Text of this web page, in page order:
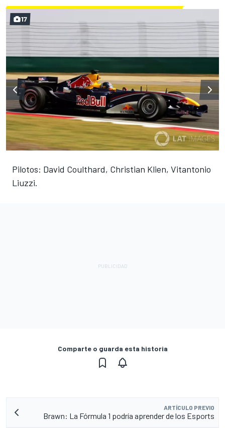
Pilotos: David Coulthard, Christian Klien, Vitantonio
Liuzzi.
17
Comparte o guarda esta historia
ARTÍCULO PREVIO
Brawn: La Fórmula 1 podría aprender de los Esports